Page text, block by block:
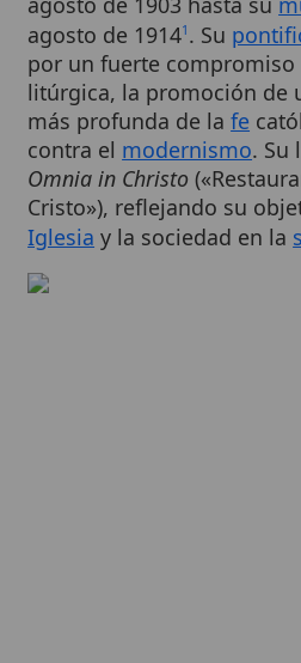
por un fuerte compromiso
litúrgica, la promoción de
más profunda de lafe
contra el modernismo. Su
Omnia in Christo («Restaurar
Cristo»), reflejando su
Iglesiay la sociedad en la